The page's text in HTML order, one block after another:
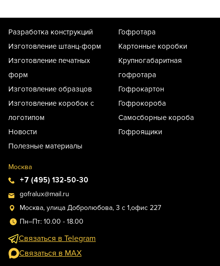
Разработка конструкций
Изготовление штанц-форм
Изготовление печатных
форм
Изготовление образцов
Изготовление коробок с
логотипом
Новости
Полезные материалы
Гофротара
Картонные коробки
Крупногабаритная
гофротара
Гофрокартон
Гофрокороба
Самосборные короба
Гофроящики
Москва
+7 (495) 132-50-30
gofralux@mail.ru
Москва, улица Добролюбова, 3 с 1,офис 227
Пн–Пт: 10.00 - 18.00
Связаться в Telegram
Связаться в MAX